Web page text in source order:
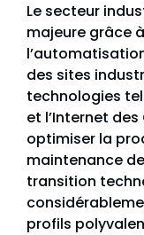
Le secteur
majeure grâce
des sites
technologies
et l’Internet
optimiser la
maintenance
transition
profils